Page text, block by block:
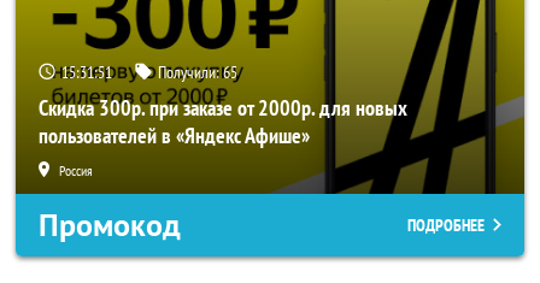
15:31:51 Получили:65
Скидка 300р. при заказе от 2000р. для новых
пользователей в «Яндекс Афише»
Россия
Промокод ПОДРОБНЕЕ